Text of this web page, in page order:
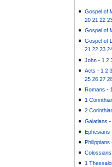
Gospel of
20 21 22
Gospel of
Gospel of
21 22 23
John - 1 2
Acts - 1 2
25 26 27
Romans -
1
2
Galatians
Ephesians
Philippians
Colossians
1